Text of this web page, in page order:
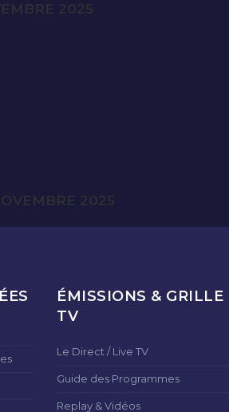
2025
2025
ÉMISSIONS & GRILLE
TV
Le Direct / Live TV
Guide des Programmes
Replay & Vidéos